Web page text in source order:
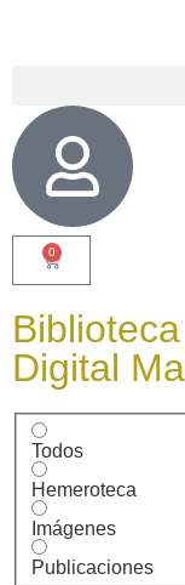
0
Biblioteca
Digital
Todos
Hemeroteca
Imágenes
Publicaciones